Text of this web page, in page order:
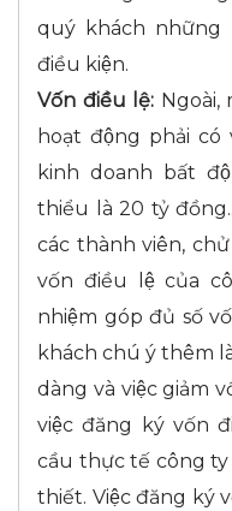
quý khách những
điều kiện.
Vốn điều lệ: Ngoài,
hoạt động phải
kinh doanh bất
thiểu là 20 tỷ
các thành viên,
vốn điều lệ của
nhiệm góp đủ số
khách chú ý thêm
dàng và việc giảm
việc đăng ký vốn
cầu thực tế công ty
thiết. Việc đăng ký